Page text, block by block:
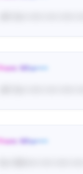
From: Wha•••••
From: Wha•••••